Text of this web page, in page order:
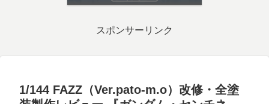
スポンサーリンク
1/144 FAZZ（Ver.pato-m.o）改修・全塗